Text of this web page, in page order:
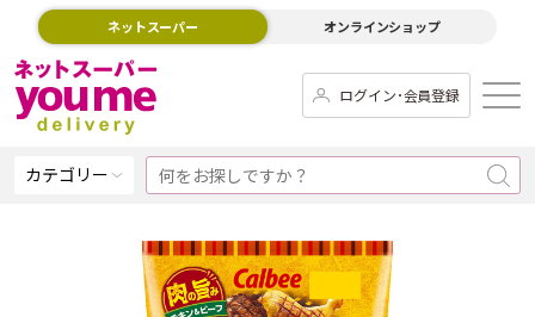
ネットスーパー オンラインショップ
ログイン･会員登録
カテゴリー